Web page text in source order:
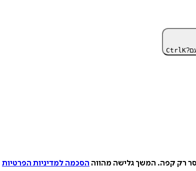
CtrlK
רק קפה. המשך גלישה מהווה הסכמה למדיניות הפרטיות